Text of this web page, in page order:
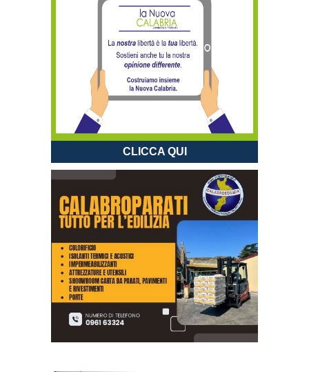
CLICCA QUI